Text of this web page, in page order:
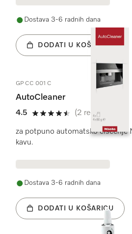
Dostava 3-6 radnih dana
DODATI U KOŠARICU
GP CC 001 C
AutoCleaner
4.5
4.5 od 5
(2 recenzije)
za potpuno automatsko čišćenje
kavu.
Dostava 3-6 radnih dana
DODATI U KOŠARICU